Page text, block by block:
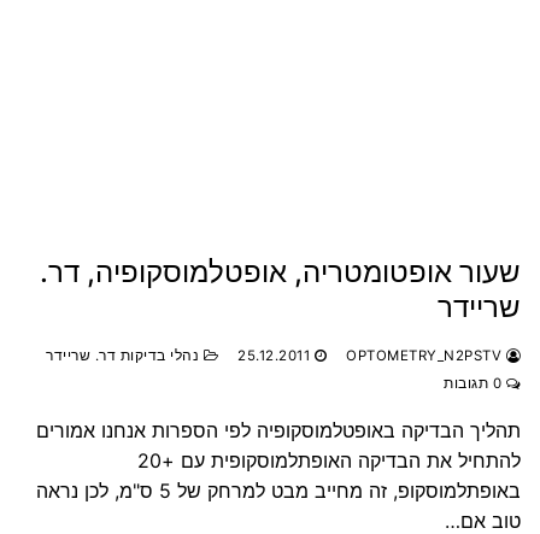
שעור אופטומטריה, אופטלמוסקופיה, דר.
שריידר
25.12.2011
נהלי בדיקות דר. שריידר
תהליך הבדיקה באופטלמוסקופיה לפי הספרות אנחנו אמורים
להתחיל את הבדיקה האופתלמוסקופית עם +20
באופתלמוסקופ, זה מחייב מבט למרחק של 5 ס"מ, לכן נראה
טוב אם…